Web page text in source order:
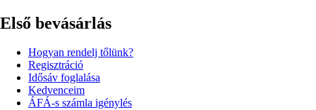
Első bevásárlás
Hogyan rendelj tőlünk?
Regisztráció
Idősáv foglalása
Kedvenceim
ÁFÁ-s számla igénylés